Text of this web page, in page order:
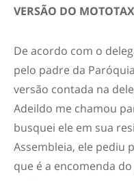
VERSÃO DO
De acordo com o
pelo padre da
versão contada na
Adeildo me chamou
busquei ele em sua
Assembleia, ele pediu
que é a encomenda